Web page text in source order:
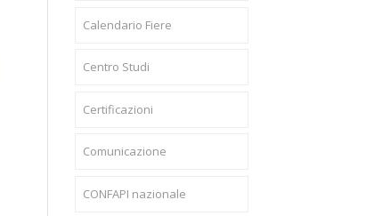
Calendario Fiere
Centro Studi
Certificazioni
Comunicazione
CONFAPI nazionale